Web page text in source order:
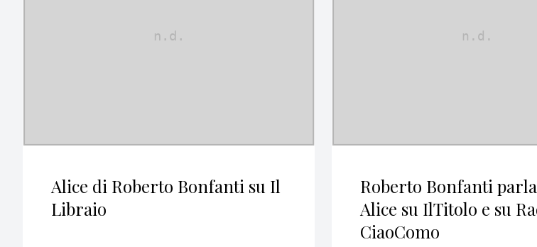
Alice di Roberto Bonfanti su Il
Libraio
Roberto Bonfanti
Alice su IlTitolo e su
CiaoComo